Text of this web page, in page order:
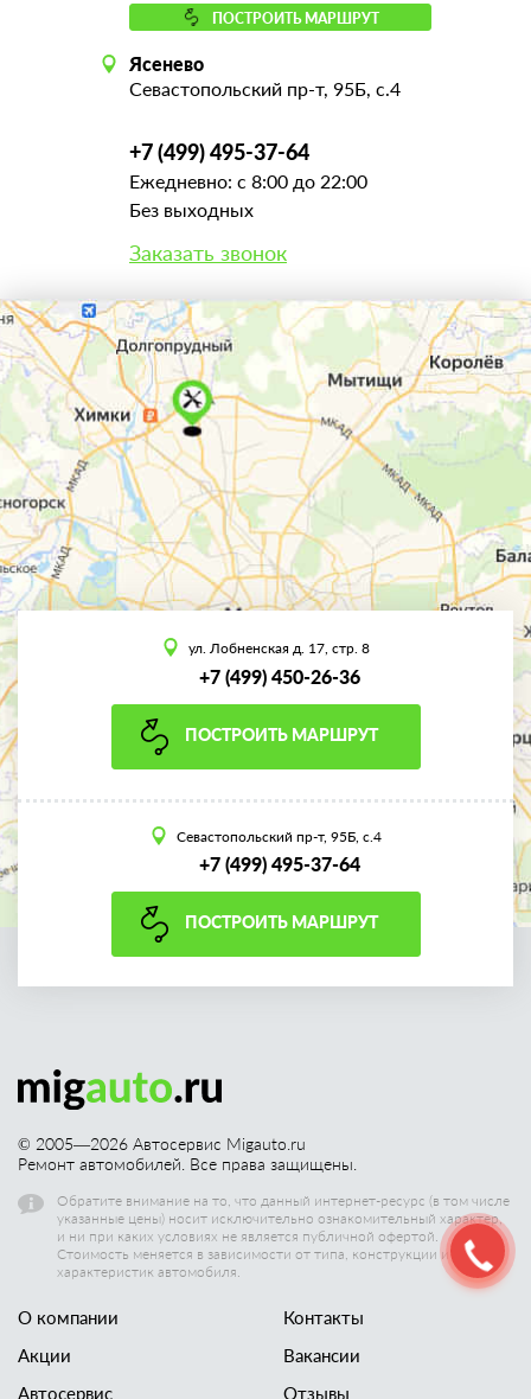
ПОСТРОИТЬ МАРШРУТ
Ясенево
Севастопольский пр-т, 95Б, с.4
+7 (499) 495-37-64
Ежедневно: с 8:00 до 22:00
Без выходных
Заказать звонок
ул. Лобненская д. 17, стр. 8
+7 (499) 450-26-36
ПОСТРОИТЬ МАРШРУТ
Севастопольский пр-т, 95Б, с.4
+7 (499) 495-37-64
ПОСТРОИТЬ МАРШРУТ
© 2005—2026 Автосервис Migauto.ru
Ремонт автомобилей. Все права защищены.
Обратите внимание на то, что данный интернет-ресурс (в том числе
указанные цены) носит исключительно ознакомительный характер,
и ни при каких условиях не является публичной офертой.
Стоимость меняется в зависимости от типа, конструкции и других
характеристик автомобиля.
О компании
Акции
Автосервис
Контакты
Вакансии
Отзывы